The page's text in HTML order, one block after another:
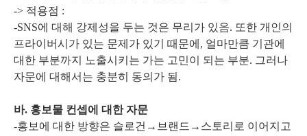
-> 적용점 :
-SNS에 대해 강제성을 두는 것은 무리가 있음. 또한 개인의
프라이버시가 있는 문제가 있기 때문에, 얼마만큼 기관에
대한 부분까지 노출시키는 가는 고민이 되는 부분. 그러나
자문에 대해서는 충분히 동의가 됨.
바. 홍보물 컨셉에 대한 자문
-홍보에 대한 방향은 슬로건→브랜드→스토리로 이어지고